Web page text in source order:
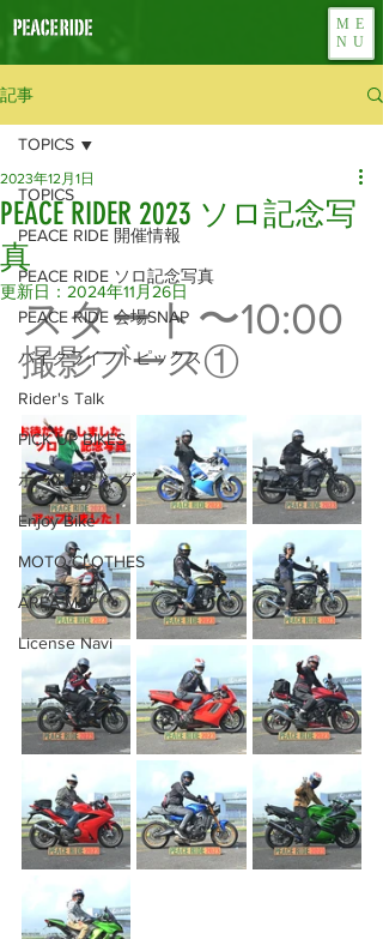
ME
NU
記事
TOPICS
PEACE RIDE 開催情報
PEACE RIDE ソロ記念写真
PEACE RIDE 会場SNAP
バイクライフトピックス
Rider's Talk
PICK UP BIKES
ホームカミング
Enjoy Bike
MOTO CLOTHES
AREA MAP
License Navi
TOPICS
PEACE RIDER 2023 ソロ記念写
真
2023年12月1日
更新日： 2024年11月26日
スタート〜10:00
撮影ブース①